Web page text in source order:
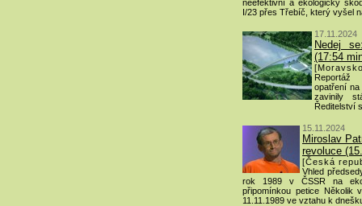
neefektivní a ekologicky
I/23 přes Třebíč, který vyšel
17.11.2024
Nedej
(17:54
Reportáž
opatření
zavinily
Ředitelství
15.11.2024
Miroslav
revoluce
[Česká
Vhled
rok 1989 v ČSSR na
připomínkou petice Několik
11.11.1989 ve vztahu k